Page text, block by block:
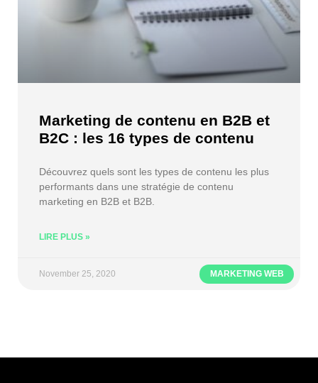
MARKETING WEB
Marketing de contenu en B2B et
B2C : les 16 types de contenu
Découvrez quels sont les types de contenu les plus
performants dans une stratégie de contenu
marketing en B2B et B2B.
LIRE PLUS »
November 25, 2020